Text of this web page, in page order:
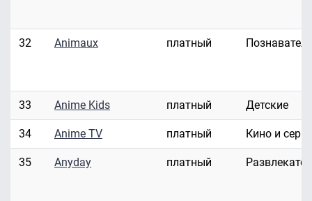
32 Animaux платный
33 Anime Kids платный Детские
34 Anime TV платный Кино и
35 Anyday платный